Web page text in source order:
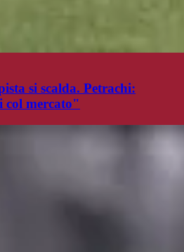
si scalda. Petrachi:
col mercato"